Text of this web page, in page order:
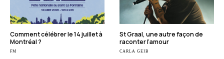
Comment célébrer le 14 juillet à
Montréal ?
FM
St Graal, une autre façon de
raconter l’amour
CARLA GEIB